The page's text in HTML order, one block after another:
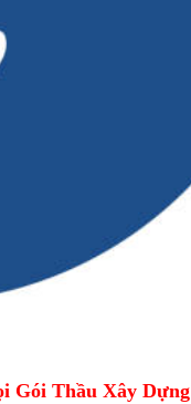
Gói Thầu Xây Dựng